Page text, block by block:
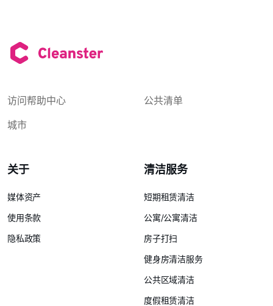
访问帮助中心
公共清单
城市
关于
媒体资产
使用条款
隐私政策
清洁服务
短期租赁清洁
公寓/公寓清洁
房子打扫
健身房清洁服务
公共区域清洁
度假租赁清洁